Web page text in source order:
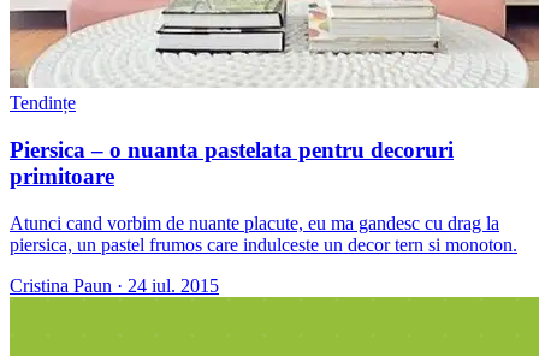
Tendințe
Piersica – o nuanta pastelata pentru decoruri
primitoare
Atunci cand vorbim de nuante placute, eu ma gandesc cu drag la
piersica, un pastel frumos care indulceste un decor tern si monoton.
Cristina Paun · 24 iul. 2015